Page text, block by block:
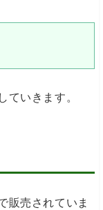
ていきます。
販売されていま